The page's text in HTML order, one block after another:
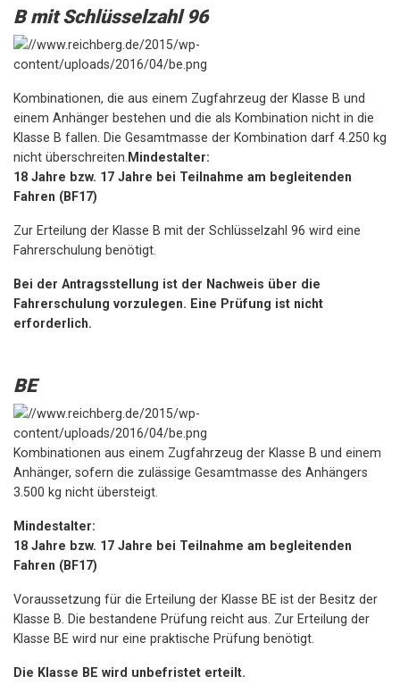
B mit Schlüsselzahl 96
Kombinationen, die aus einem Zugfahrzeug der Klasse B und
einem Anhänger bestehen und die als Kombination nicht in die
Klasse B fallen. Die Gesamtmasse der Kombination darf 4.250 kg
nicht überschreiten. Mindestalter:
18 Jahre bzw. 17 Jahre bei Teilnahme am begleitenden
Fahren (BF17)
Zur Erteilung der Klasse B mit der Schlüsselzahl 96 wird eine
Fahrerschulung benötigt.
Bei der Antragsstellung ist der Nachweis über die
Fahrerschulung vorzulegen. Eine Prüfung ist nicht
erforderlich.
BE
Kombinationen aus einem Zugfahrzeug der Klasse B und einem
Anhänger, sofern die zulässige Gesamtmasse des Anhängers
3.500 kg nicht übersteigt.
Mindestalter:
18 Jahre bzw. 17 Jahre bei Teilnahme am begleitenden
Fahren (BF17)
Voraussetzung für die Erteilung der Klasse BE ist der Besitz der
Klasse B. Die bestandene Prüfung reicht aus. Zur Erteilung der
Klasse BE wird nur eine praktische Prüfung benötigt.
Die Klasse BE wird unbefristet erteilt.